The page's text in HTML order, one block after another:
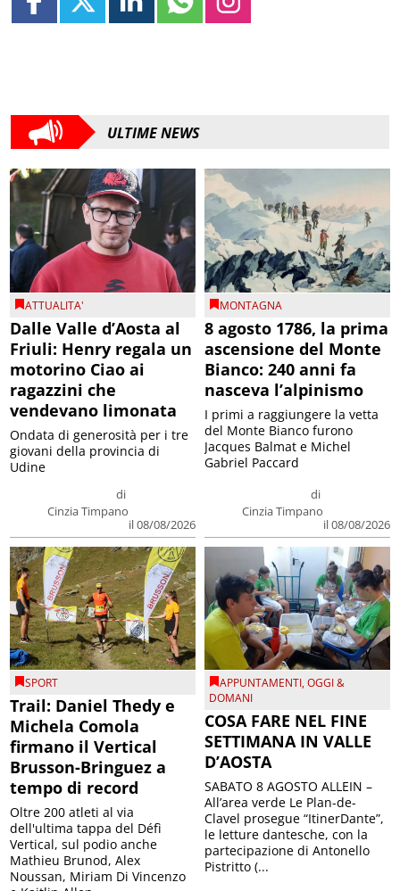
ULTIME NEWS
ATTUALITA'
Dalle Valle d’Aosta al
Friuli: Henry regala un
motorino Ciao ai
ragazzini che
vendevano limonata
di
Cinzia Timpano
il 08/08/2026
Ondata di generosità per i tre
giovani della provincia di
Udine
MONTAGNA
8 agosto 1786, la prima
ascensione del Monte
Bianco: 240 anni fa
nasceva l’alpinismo
di
Cinzia Timpano
il 08/08/2026
I primi a raggiungere la vetta
del Monte Bianco furono
Jacques Balmat e Michel
Gabriel Paccard
SPORT
Trail: Daniel Thedy e
Michela Comola
firmano il Vertical
Brusson-Bringuez a
tempo di record
Oltre 200 atleti al via
dell'ultima tappa del Défì
Vertical, sul podio anche
Mathieu Brunod, Alex
Noussan, Miriam Di Vincenzo
APPUNTAMENTI,OGGI &
DOMANI
COSA FARE NEL FINE
SETTIMANA IN VALLE
D’AOSTA
SABATO 8 AGOSTO ALLEIN –
All’area verde Le Plan-de-
Clavel prosegue “ItinerDante”,
le letture dantesche, con la
partecipazione di Antonello
Pistritto (...